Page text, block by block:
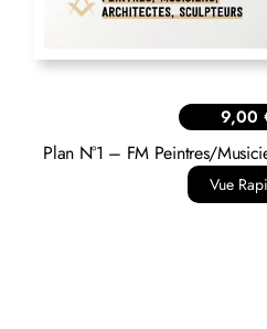
9,00
Plan N°1 – FM Peintres/
Vue